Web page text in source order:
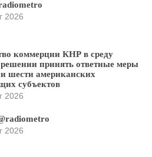
2026
коммерции КНР в среду
принять ответные меры
шести американских
субъектов
2026
2026